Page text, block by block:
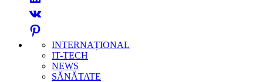
INTERNAȚIONAL
IT-TECH
NEWS
SĂNĂTATE